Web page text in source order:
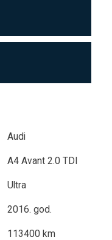
Audi
A4 Avant 2.0 TDI
Ultra
2016. god.
113400 km